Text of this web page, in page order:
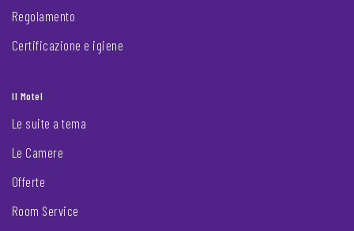
Regolamento
Certificazione e igiene
Il Motel
Le suite a tema
Le Camere
Offerte
Room Service